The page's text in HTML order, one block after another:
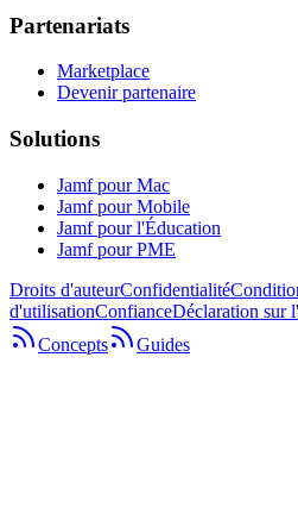
Partenariats
Marketplace
Devenir partenaire
Solutions
Jamf pour Mac
Jamf pour Mobile
Jamf pour l'Éducation
Jamf pour PME
Droits d'auteurConfidentialité
d'utilisationConfianceDéclaration sur
Concepts
Guides